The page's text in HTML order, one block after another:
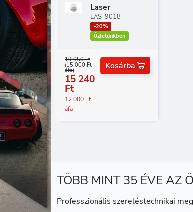
Laser
LAS-9018
-20%
Üzletünkben
19 050 Ft
(15 000 Ft +
áfa)
15 240
Ft
12 000 Ft +
áfa
Kosárba
TÖBB MINT 35 ÉVE AZ
Professzionális szereléstechnikai